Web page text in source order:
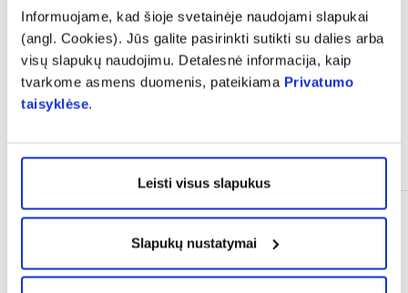
Informuojame, kad šioje svetainėje naudojami slapukai
(angl. Cookies). Jūs galite pasirinkti sutikti su dalies arba
visų slapukų naudojimu. Detalesnė informacija, kaip
tvarkome asmens duomenis, pateikiama Privatumo
taisyklėse.
Leisti visus slapukus
Slapukų nustatymai
Atsiliepimai
Panašios prekės